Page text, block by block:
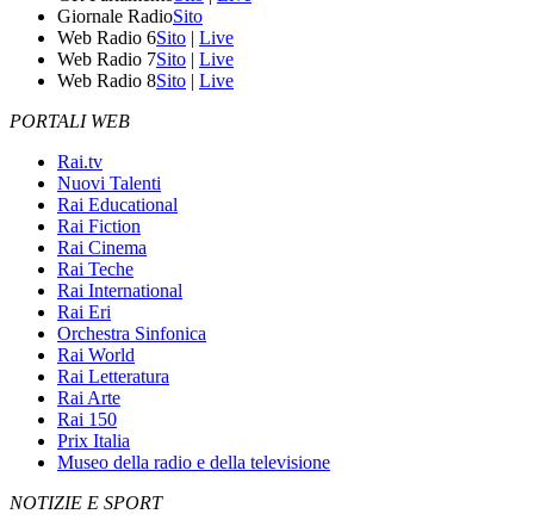
Giornale RadioSito
Web Radio 6Sito | Live
Web Radio 7Sito | Live
Web Radio 8Sito | Live
PORTALI WEB
Rai.tv
Nuovi Talenti
Rai Educational
Rai Fiction
Rai Cinema
Rai Teche
Rai International
Rai Eri
Orchestra Sinfonica
Rai World
Rai Letteratura
Rai Arte
Rai 150
Prix Italia
Museo della radio e della televisione
NOTIZIE E SPORT